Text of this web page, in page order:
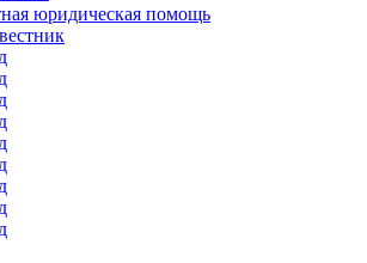
юридическая помощь